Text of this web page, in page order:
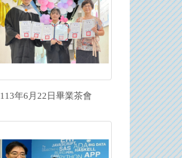
113年6月22日畢業茶會